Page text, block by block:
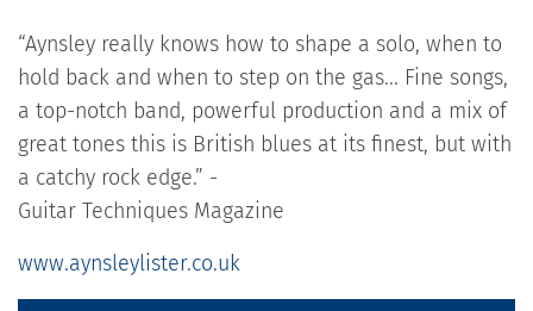
“Aynsley really knows how to shape a solo, when to
hold back and when to step on the gas... Fine songs,
a top-notch band, powerful production and a mix of
great tones this is British blues at its finest, but with
a catchy rock edge.” -
Guitar Techniques Magazine
www.aynsleylister.co.uk